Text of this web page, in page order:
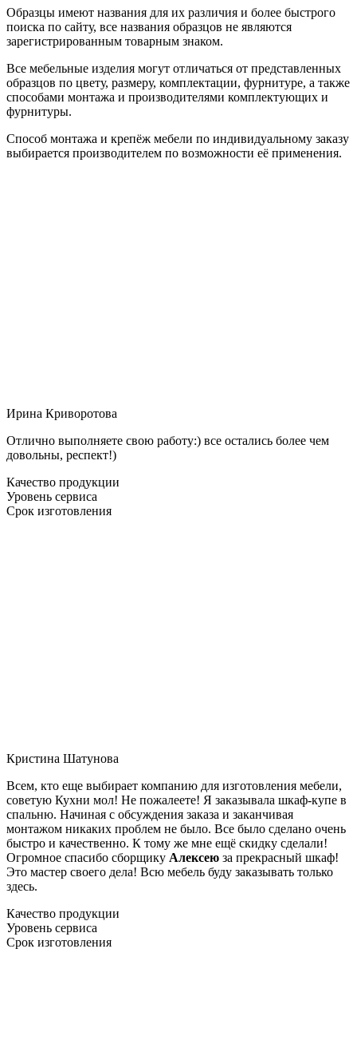
Образцы имеют названия для их различия и более быстрого
поиска по сайту, все названия образцов не являются
зарегистрированным товарным знаком.
Все мебельные изделия могут отличаться от представленных
образцов по цвету, размеру, комплектации, фурнитуре, а также
способами монтажа и производителями комплектующих и
фурнитуры.
Способ монтажа и крепёж мебели по индивидуальному заказу
выбирается производителем по возможности её применения.
Ирина Криворотова
Отлично выполняете свою работу:) все остались более чем
довольны, респект!)
Качество продукции
Уровень сервиса
Срок изготовления
Кристина Шатунова
Всем, кто еще выбирает компанию для изготовления мебели,
советую Кухни мол! Не пожалеете! Я заказывала шкаф-купе в
спальню. Начиная с обсуждения заказа и заканчивая
монтажом никаких проблем не было. Все было сделано очень
быстро и качественно. К тому же мне ещё скидку сделали!
Огромное спасибо сборщику Алексею за прекрасный шкаф!
Это мастер своего дела! Всю мебель буду заказывать только
здесь.
Качество продукции
Уровень сервиса
Срок изготовления